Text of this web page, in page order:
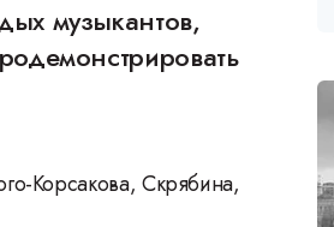
музыкантов,
Корсакова, Скрябина,